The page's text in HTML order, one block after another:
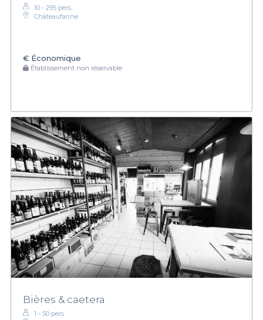
10 - 295 pers.
Châteaufarine
€ Économique
Établissement non réservable
Bières & caetera
1 - 50 pers.